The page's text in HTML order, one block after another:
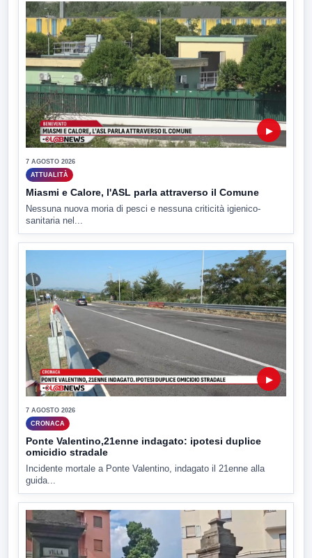
▶
7 AGOSTO 2026
ATTUALITÀ
Miasmi e Calore, l'ASL parla attraverso il Comune
Nessuna nuova moria di pesci e nessuna criticità igienico-
sanitaria nel...
▶
7 AGOSTO 2026
CRONACA
Ponte Valentino,21enne indagato: ipotesi duplice
omicidio stradale
Incidente mortale a Ponte Valentino, indagato il 21enne alla
guida...